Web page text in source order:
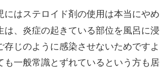
はステロイド剤の使用は本当にやめ
、炎症の起きている部位を風呂に浸
じのように感染させないためですよ
一般常識とずれているという方も居